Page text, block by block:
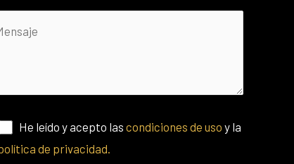
He leído y acepto lascondiciones de uso y la
de privacidad.